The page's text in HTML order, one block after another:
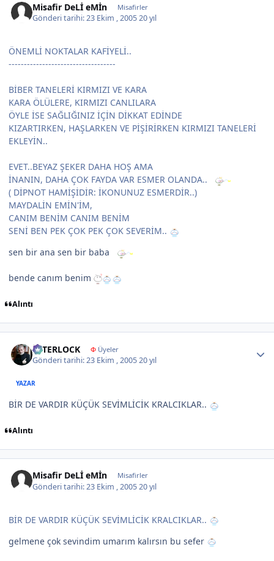
Misafir DeLİ eMİn Misafirler
Gönderi tarihi:23 Ekim , 200520 yıl
ÖNEMLİ NOKTALAR KAFİYELİ..
-----------------------------------
BİBER TANELERİ KIRMIZI VE KARA
KARA ÖLÜLERE, KIRMIZI CANLILARA
ÖYLE İSE SAĞLIĞINIZ İÇİN DİKKAT EDİNDE
KIZARTIRKEN, HAŞLARKEN VE PİŞİRİRKEN KIRMIZI TANELERİ
EKLEYİN..
EVET..BEYAZ ŞEKER DAHA HOŞ AMA
İNANIN, DAHA ÇOK FAYDA VAR ESMER OLANDA..
( DİPNOT HAMİŞİDİR: İKONUNUZ ESMERDİR..)
MAYDALİN EMİN'İM,
CANIM BENİM CANIM BENİM
SENİ BEN PEK ÇOK PEK ÇOK SEVERİM..
sen bir ana sen bir baba
bende canım benim
Alıntı
İNTERLOCK ΦÜyeler
Gönderi tarihi:23 Ekim , 200520 yıl
YAZAR
BİR DE VARDIR KÜÇÜK SEVİMLİCİK KRALCIKLAR..
Alıntı
Misafir DeLİ eMİn Misafirler
Gönderi tarihi:23 Ekim , 200520 yıl
BİR DE VARDIR KÜÇÜK SEVİMLİCİK KRALCIKLAR..
gelmene çok sevindim umarım kalırsın bu sefer